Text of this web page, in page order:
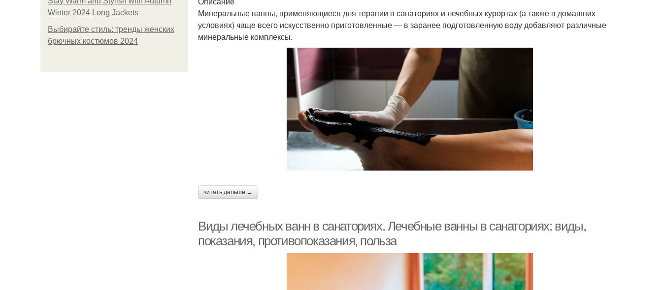
Winter 2024 Long Jackets
Выбирайте стиль: тренды женских
брючных костюмов 2024
Минеральные ванны, применяющиеся для терапии в санаториях и лечебных курортах (а также в домашних
условиях) чаще всего искусственно приготовленные — в заранее подготовленную воду добавляют различные
минеральные комплексы.
читать дальше →
Виды лечебных ванн в санаториях. Лечебные ванны в санаториях: виды,
показания, противопоказания, польза